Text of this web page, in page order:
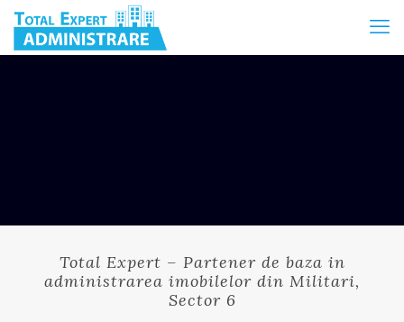
Total Expert – Partener de baza in
administrarea imobilelor din Militari,
Sector 6